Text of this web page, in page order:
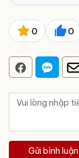
0 0
Gửi bình luận